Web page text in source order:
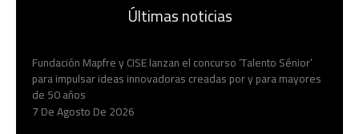
Últimas noticias
Fundación Mapfre y CISE lanzan el concurso ‘Talento Sénior’
para impulsar ideas innovadoras creadas por y para mayores
de 50 años
7 De Agosto De 2026